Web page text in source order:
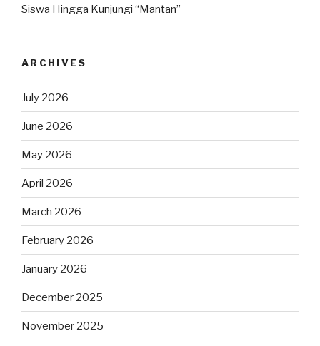
Siswa Hingga Kunjungi “Mantan”
ARCHIVES
July 2026
June 2026
May 2026
April 2026
March 2026
February 2026
January 2026
December 2025
November 2025